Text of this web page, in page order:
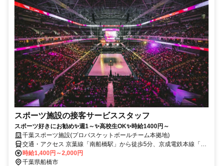
スポーツ施設の接客サービススタッフ
スポーツ好きにお勧め✨週1～✨高校生OK✨時給1400円～
千葉スポーツ施設(プロバスケットボールチーム本拠地)
交通・アクセス 京葉線「南船橋駅」から徒歩5分、京成電鉄本線「大
神宮下駅」から徒歩17分、京成電鉄本線「船橋競馬場駅」から徒歩
18分
時給1,400円～2,000円
千葉県船橋市